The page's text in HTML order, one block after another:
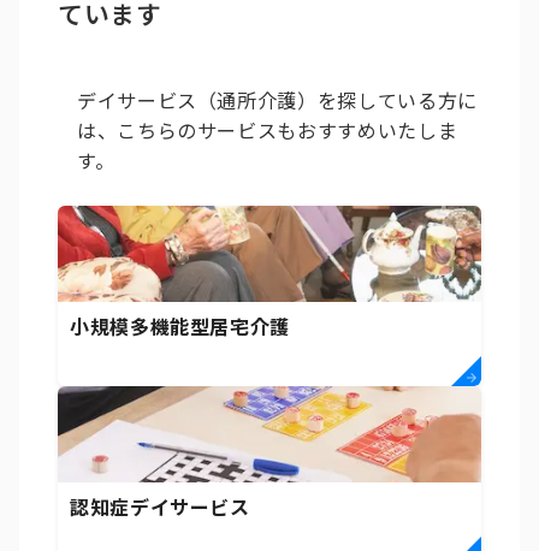
ています
デイサービス（通所介護）を探している方に
は、こちらのサービスもおすすめいたしま
す。
小規模多機能型居宅介護
認知症デイサービス